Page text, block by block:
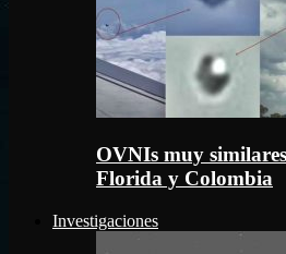
OVNIs muy
Florida y Colombia
Investigaciones